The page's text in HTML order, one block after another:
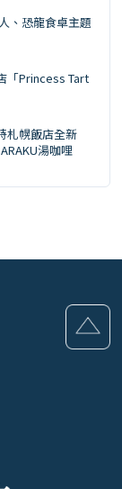
、恐龍食卓主題
「Princess Tart
札幌飯店全新
湯咖哩